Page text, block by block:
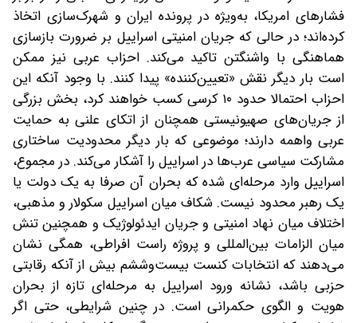
فشارهای امریکا، به‌ویژه در پرونده ایران و شهرک‌سازی اتخاذ
کرده‌اند؛ در حالی که جریان امنیتی اسراییل بر ضرورت بازسازی
هماهنگی با واشنگتن تاکید می‌کند. احزاب عربی نیز ممکن
است بار دیگر نقش «تعیین‌کننده» پیدا کنند. با وجود آنکه این
احزاب احتمالا حدود ۱۰ کرسی کسب خواهند کرد، بخش بزرگی
از جریان‌های صهیونیستی همچنان از اتکای علنی به حمایت
عربی واهمه دارند؛ موضوعی که بار دیگر محدودیت ساختاری
مشارکت سیاسی عرب‌ها در اسراییل را آشکار می‌کند. در مجموع،
اسراییل وارد مرحله‌ای شده که بحران آن صرفا به یک دولت یا
یک رهبر محدود نیست. شکاف میان اسراییل سکولار و مذهبی،
اختلاف میان نهاد امنیتی و جریان ایدئولوژیک و همچنین تنش
میان الزامات بین‌المللی و پروژه راست افراطی، همگی نشان
می‌دهند که انتخابات کنست بیست‌وششم بیش از آنکه رقابتی
حزبی باشد، نشانه ورود اسراییل به مرحله‌ای تازه از بحران
هویت و الگوی حکمرانی است. در چنین شرایطی، حتی اگر